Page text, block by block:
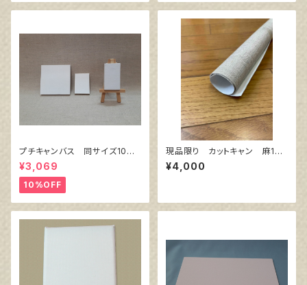
プチキャンバス 同サイズ10枚
セット
¥3,069
10%OFF
現品限り カットキャン 麻10
0％ F20 (3枚組)
¥4,000